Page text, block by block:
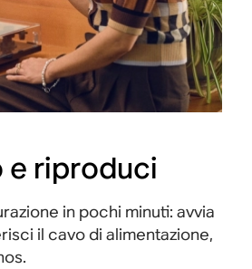
e riproduci
in pochi minuti: avvia
il cavo di alimentazione,